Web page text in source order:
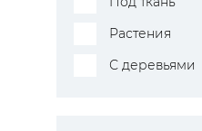
Растения
С деревьями